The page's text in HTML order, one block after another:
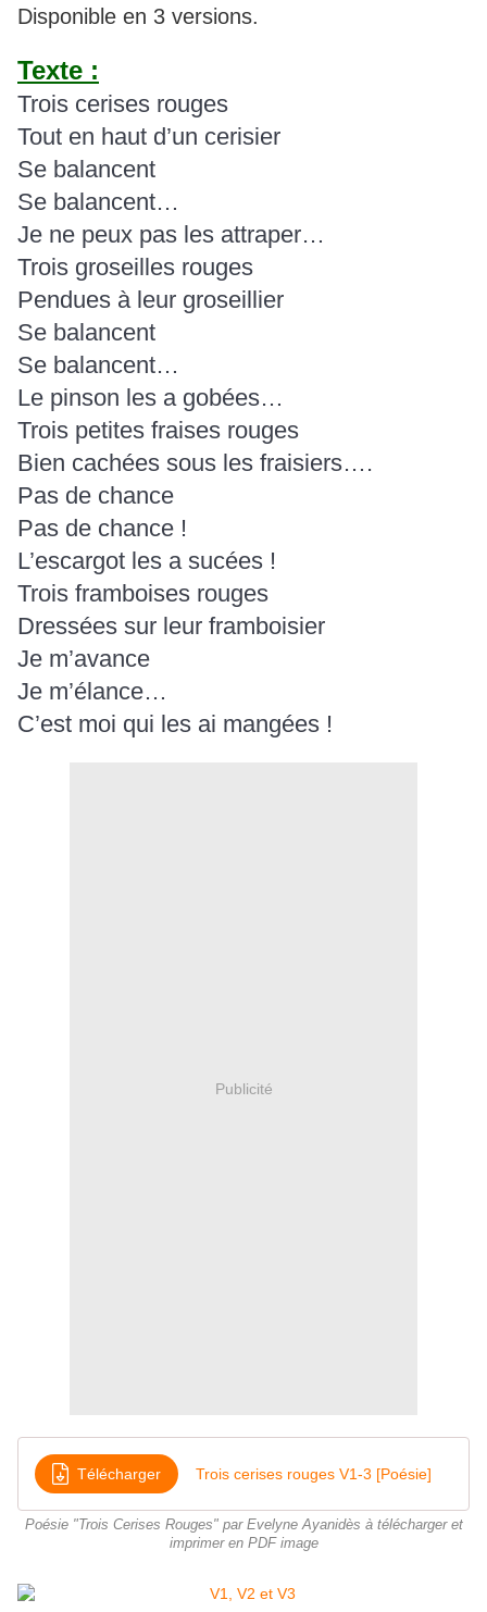
Disponible en 3 versions.
Texte :
Trois cerises rouges
Tout en haut d’un cerisier
Se balancent
Se balancent…
Je ne peux pas les attraper…
Trois groseilles rouges
Pendues à leur groseillier
Se balancent
Se balancent…
Le pinson les a gobées…
Trois petites fraises rouges
Bien cachées sous les fraisiers….
Pas de chance
Pas de chance !
L’escargot les a sucées !
Trois framboises rouges
Dressées sur leur framboisier
Je m’avance
Je m’élance…
C’est moi qui les ai mangées !
Publicité
Télécharger Trois cerises rouges V1-3 [Poésie]
Poésie "Trois Cerises Rouges" par Evelyne Ayanidès à télécharger et
imprimer en PDF image